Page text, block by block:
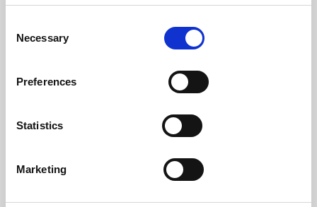
Selection
Necessary
Preferences
Statistics
Marketing
81,2 % 3,3 kg/h 243 m3